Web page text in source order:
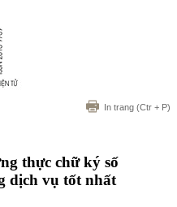
In trang (Ctr + P)
thực chữ ký số
dịch vụ tốt nhất